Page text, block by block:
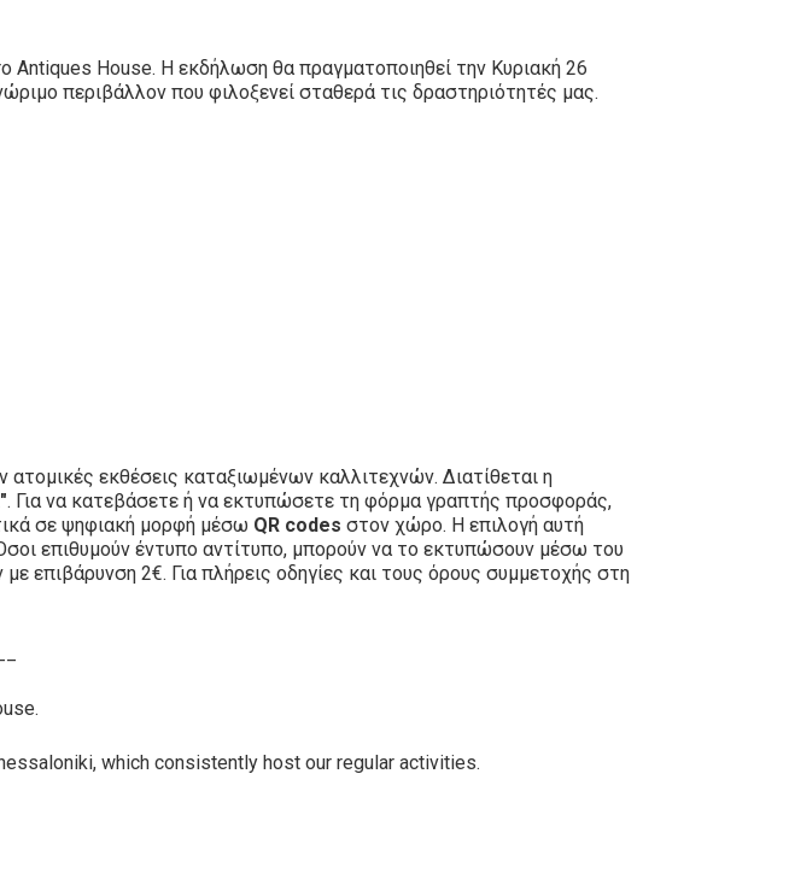
House. Η εκδήλωση θα πραγματοποιηθεί την Κυριακή 26
περιβάλλον που φιλοξενεί σταθερά τις δραστηριότητές μας.
εκθέσεις καταξιωμένων καλλιτεχνών. Διατίθεται η
. Για να κατεβάσετε ή να εκτυπώσετε τη φόρμα γραπτής προσφοράς,
σε ψηφιακή μορφή μέσω QR codes στον χώρο. Η επιλογή αυτή
επιθυμούν έντυπο αντίτυπο, μπορούν να το εκτυπώσουν μέσω του
επιβάρυνση 2€. Για πλήρεις οδηγίες και τους όρους συμμετοχής στη
which consistently host our regular activities.